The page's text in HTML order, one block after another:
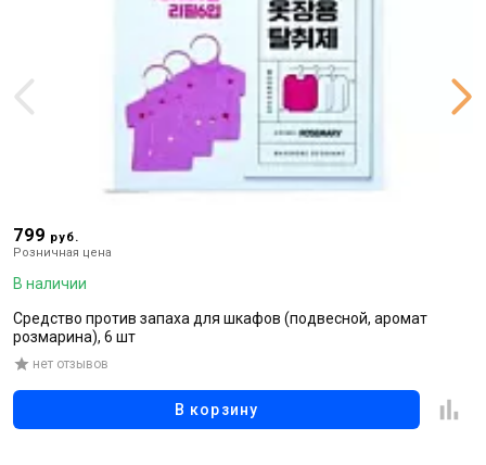
799 руб.
Розничная цена
В наличии
Средство против запаха для шкафов (подвесной, аромат
розмарина), 6 шт
нет отзывов
В корзину